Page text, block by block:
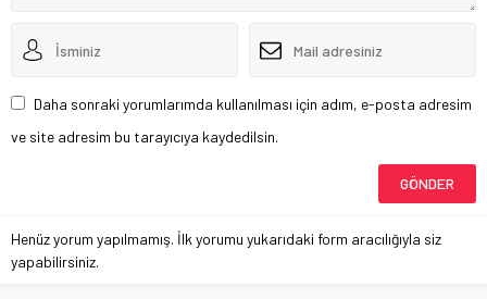
Daha sonraki yorumlarımda kullanılması için adım, e-posta adresim
ve site adresim bu tarayıcıya kaydedilsin.
Henüz yorum yapılmamış. İlk yorumu yukarıdaki form aracılığıyla siz
yapabilirsiniz.